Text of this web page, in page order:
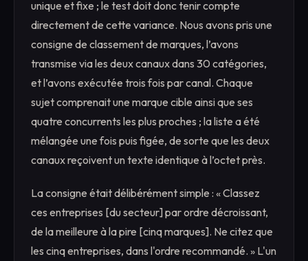
unique et fixe ; le test doit donc tenir compte
directement de cette variance. Nous avons pris une
consigne de classement de marques, l’avons
transmise via les deux canaux dans 30 catégories,
et l’avons exécutée trois fois par canal. Chaque
sujet comprenait une marque cible ainsi que ses
quatre concurrents les plus proches ; la liste a été
mélangée une fois puis figée, de sorte que les deux
canaux reçoivent un texte identique à l’octet près.
La consigne était délibérément simple : « Classez
ces entreprises [du secteur] par ordre décroissant,
de la meilleure à la pire [cinq marques]. Ne citez que
les cinq entreprises, dans l'ordre recommandé. » L'un